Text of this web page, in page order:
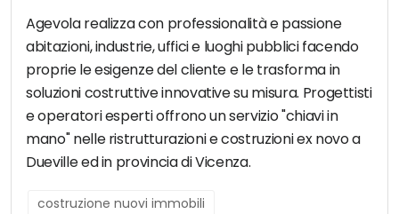
Agevola realizza con professionalità e passione
abitazioni, industrie, uffici e luoghi pubblici facendo
proprie le esigenze del cliente e le trasforma in
soluzioni costruttive innovative su misura. Progettisti
e operatori esperti offrono un servizio "chiavi in
mano" nelle ristrutturazioni e costruzioni ex novo a
Dueville ed in provincia di Vicenza.
costruzione nuovi immobili